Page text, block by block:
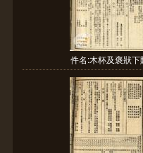
件名:木杯及褒狀下